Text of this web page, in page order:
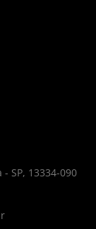
SP, 13334-090